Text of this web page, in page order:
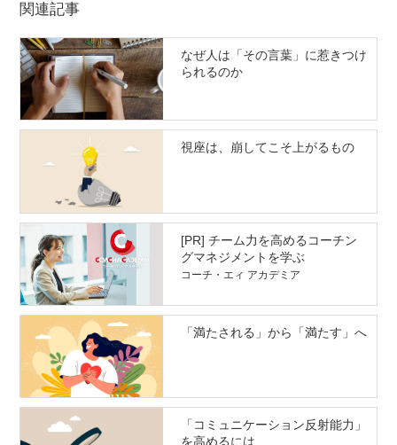
関連記事
なぜ人は「その言葉」に惹きつけ
られるのか
視座は、崩してこそ上がるもの
[PR] チーム力を高めるコーチン
グマネジメントを学ぶ
コーチ・エィ アカデミア
「満たされる」から「満たす」へ
「コミュニケーション反射能力」
を高めるには